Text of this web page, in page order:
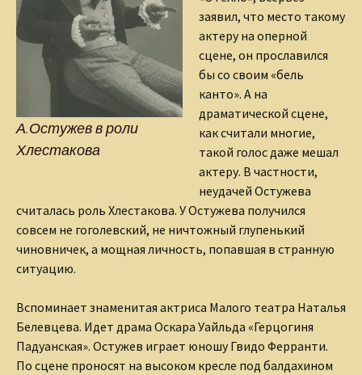
А.Остужев в роли
Хлестакова
заявил, что место такому
актеру на оперной
сцене, он прославился
бы со своим «бель
канто». А на
драматической сцене,
как считали многие,
такой голос даже мешал
актеру. В частности,
неудачей Остужева
считалась роль Хлестакова. У Остужева получился
совсем не гоголевский, не ничтожный глупенький
чиновничек, а мощная личность, попавшая в странную
ситуацию.
Вспоминает знаменитая актриса Малого театра Наталья
Белевцева. Идет драма Оскара Уайльда «Герцогиня
Падуанская». Остужев играет юношу Гвидо Ферранти.
По сцене проносят на высоком кресле под балдахином